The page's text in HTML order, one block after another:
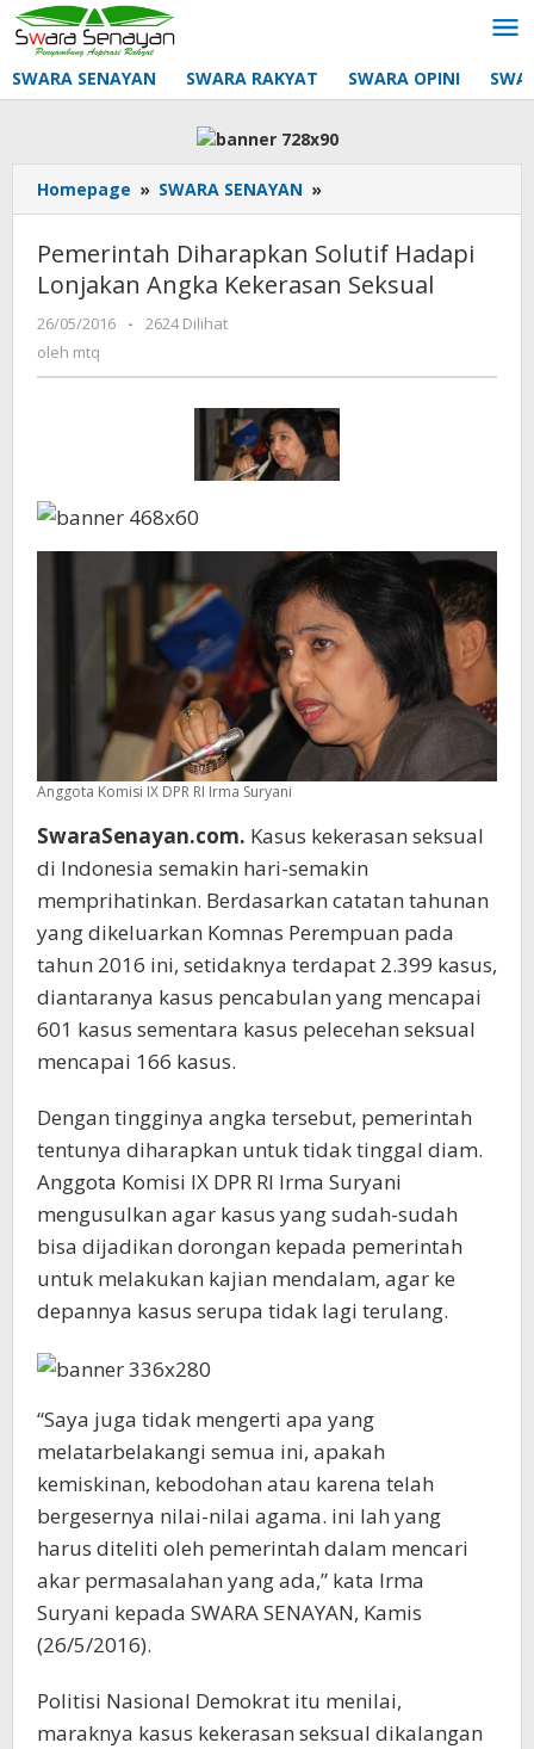
Lewati
ke
konten
SWARA SENAYAN SWARA RAKYAT SWARA OPINI
Homepage » SWARA SENAYAN »
Diharapkan
Hadapi
Lonjakan
Pemerintah Diharapkan Solutif Hadapi
Lonjakan Angka Kekerasan Seksual
26/05/2016
oleh
-
2624 Dilihat
oleh mtq
Anggota Komisi IX DPR RI Irma Suryani
SwaraSenayan.com. Kasus kekerasan seksual
di Indonesia semakin hari-semakin
memprihatinkan. Berdasarkan catatan tahunan
yang dikeluarkan Komnas Perempuan pada
tahun 2016 ini, setidaknya terdapat 2.399 kasus,
diantaranya kasus pencabulan yang mencapai
601 kasus sementara kasus pelecehan seksual
mencapai 166 kasus.
Dengan tingginya angka tersebut, pemerintah
tentunya diharapkan untuk tidak tinggal diam.
Anggota Komisi IX DPR RI Irma Suryani
mengusulkan agar kasus yang sudah-sudah
bisa dijadikan dorongan kepada pemerintah
untuk melakukan kajian mendalam, agar ke
depannya kasus serupa tidak lagi terulang.
“Saya juga tidak mengerti apa yang
melatarbelakangi semua ini, apakah
kemiskinan, kebodohan atau karena telah
bergesernya nilai-nilai agama. ini lah yang
harus diteliti oleh pemerintah dalam mencari
akar permasalahan yang ada,” kata Irma
Suryani kepada SWARA SENAYAN, Kamis
(26/5/2016).
Politisi Nasional Demokrat itu menilai,
maraknya kasus kekerasan seksual dikalangan